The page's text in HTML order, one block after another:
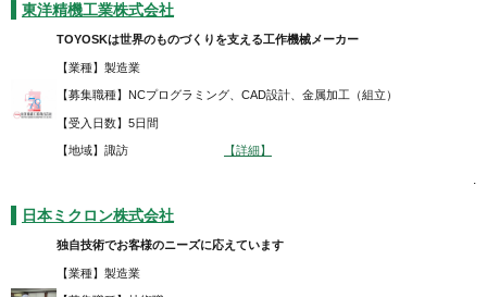
東洋精機工業株式会社
TOYOSKは世界のものづくりを支える工作機械メーカー
【業種】製造業
【募集職種】NCプログラミング、CAD設計、金属加工（組立）
【受入日数】5日間
【地域】諏訪 【詳細】
.
日本ミクロン株式会社
独自技術でお客様のニーズに応えています
【業種】製造業